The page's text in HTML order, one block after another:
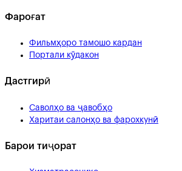
Фароғат
Фильмҳоро тамошо кардан
Портали кӯдакон
Дастгирӣ
Саволҳо ва ҷавобҳо
Харитаи салонҳо ва фарохкунӣ
Барои тиҷорат